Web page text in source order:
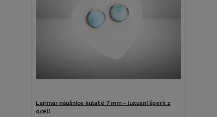
Larimar náušnice kulaté 7 mm – luxusní šperk z
oceli